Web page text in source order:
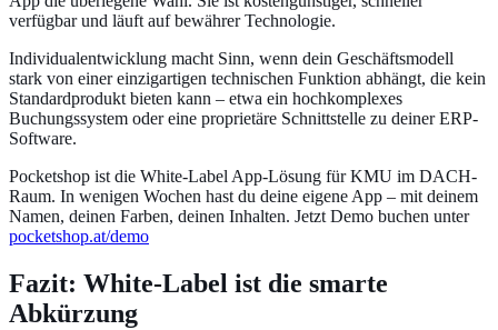
verfügbar und läuft auf bewährer Technologie.
Individualentwicklung macht Sinn, wenn dein Geschäftsmodell
stark von einer einzigartigen technischen Funktion abhängt, die kein
Standardprodukt bieten kann – etwa ein hochkomplexes
Buchungssystem oder eine proprietäre Schnittstelle zu deiner ERP-
Software.
Pocketshop ist die White-Label App-Lösung für KMU im DACH-
Raum. In wenigen Wochen hast du deine eigene App – mit deinem
Namen, deinen Farben, deinen Inhalten. Jetzt Demo buchen unter
pocketshop.at/demo
Fazit: White-Label ist die smarte
Abkürzung